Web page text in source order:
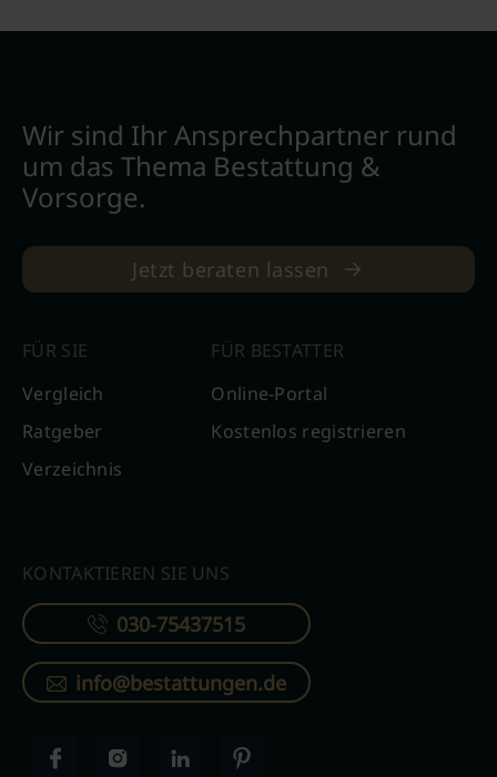
Wir sind Ihr Ansprechpartner rund
um das Thema Bestattung &
Vorsorge.
Jetzt beraten lassen
FÜR SIE
Vergleich
Ratgeber
Verzeichnis
FÜR BESTATTER
Online-Portal
Kostenlos registrieren
KONTAKTIEREN SIE UNS
030-75437515
info@bestattungen.de